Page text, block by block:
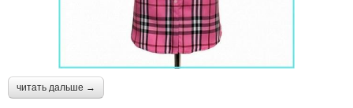
читать дальше →